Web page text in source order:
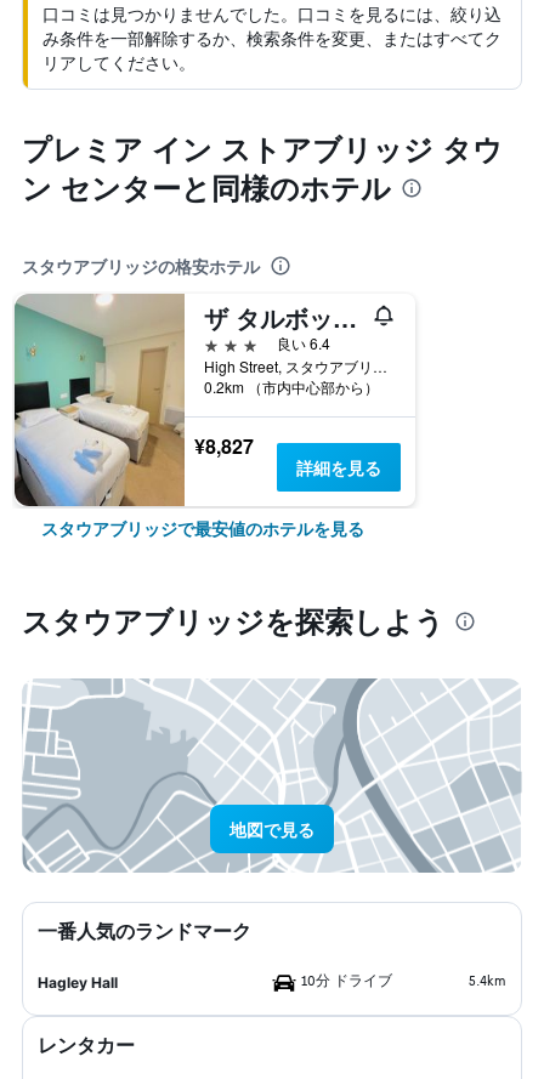
口コミは見つかりませんでした。口コミを見るには、絞り込
み条件を一部解除するか、検索条件を変更、またはすべてク
リアしてください。
プレミア イン ストアブリッジ タウ
ン センターと同様のホテル
スタウアブリッジの格安ホテル
ザ タルボット ホテル
3つ星
良い 6.4
High Street, スタウアブリッジ, イギリス
0.2km （市内中心部から）
¥8,827
詳細を見る
スタウアブリッジで最安値のホテルを見る
スタウアブリッジ​を探索しよう
地図で見る
一番人気のランドマーク
Hagley Hall 10分 ドライブ 5.4km
レンタカー